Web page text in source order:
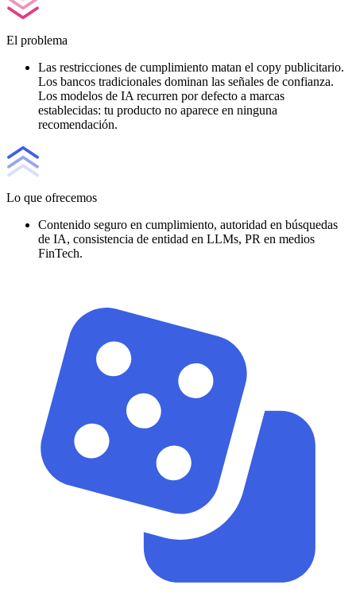
El problema
Las restricciones de cumplimiento matan el copy publicitario.
Los bancos tradicionales dominan las señales de confianza.
Los modelos de IA recurren por defecto a marcas
establecidas: tu producto no aparece en ninguna
recomendación.
Lo que ofrecemos
Contenido seguro en cumplimiento, autoridad en búsquedas
de IA, consistencia de entidad en LLMs, PR en medios
FinTech.